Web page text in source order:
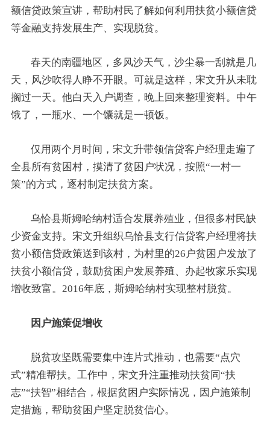
额信贷政策宣讲，帮助村民了解如何利用扶贫小额信贷
等金融支持发展生产、实现脱贫。
春天的南疆地区，多风沙天气，沙尘暴一刮就是几
天，风沙吹得人睁不开眼。可就是这样，宋文升从未耽
搁过一天。他白天入户调查，晚上回来整理资料。中午
饿了，一瓶水、一个馕就是一顿饭。
仅用两个月时间，宋文升带领信贷客户经理走遍了
全县所有贫困村，摸清了贫困户状况，按照“一村一
策”的方式，逐村制定扶贫方案。
乌恰县斯姆哈纳村适合发展养殖业，但很多村民缺
少资金支持。宋文升组织乌恰县支行信贷客户经理将扶
贫小额信贷政策送到该村，为村里的26户贫困户发放了
扶贫小额信贷，鼓励贫困户发展养殖、办起牧家乐实现
增收致富。2016年底，斯姆哈纳村实现整村脱贫。
因户施策促增收
脱贫攻坚既需要集中连片式推动，也需要“点穴
式”精准帮扶。工作中，宋文升注重推动扶贫同“扶
志”“扶智”相结合，根据贫困户实际情况，因户施策制
定措施，帮助贫困户坚定脱贫信心。